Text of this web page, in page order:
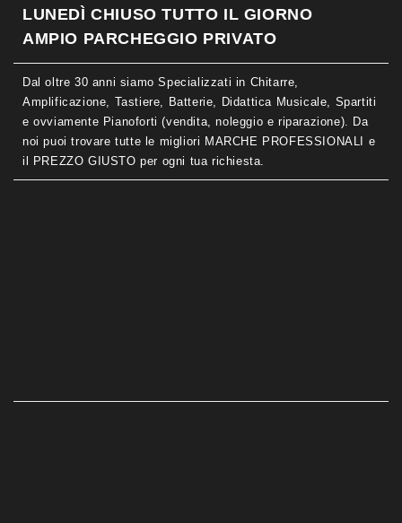
LUNEDÌ CHIUSO TUTTO IL GIORNO
AMPIO PARCHEGGIO PRIVATO
Dal oltre 30 anni siamo Specializzati in Chitarre,
Amplificazione, Tastiere, Batterie, Didattica Musicale, Spartiti
e ovviamente Pianoforti (vendita, noleggio e riparazione). Da
noi puoi trovare tutte le migliori MARCHE PROFESSIONALI e
il PREZZO GIUSTO per ogni tua richiesta.